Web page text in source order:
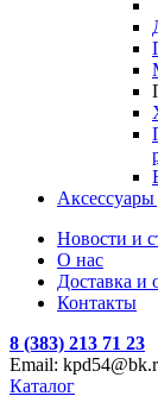
Новости и
О нас
Доставка и
Контакты
8 (383) 213 71 23
Email:
Каталог